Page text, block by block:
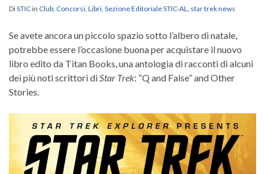
DiSTICin Club Concorsi Libri Sezione Editoriale STIC-AL star trek news
Se avete ancora un piccolo spazio sotto l’albero di natale,
potrebbe essere l’occasione buona per acquistare il nuovo
libro edito da Titan Books, una antologia di racconti di alcuni
dei più noti scrittori di Star Trek: “Q and False” and Other
Stories.